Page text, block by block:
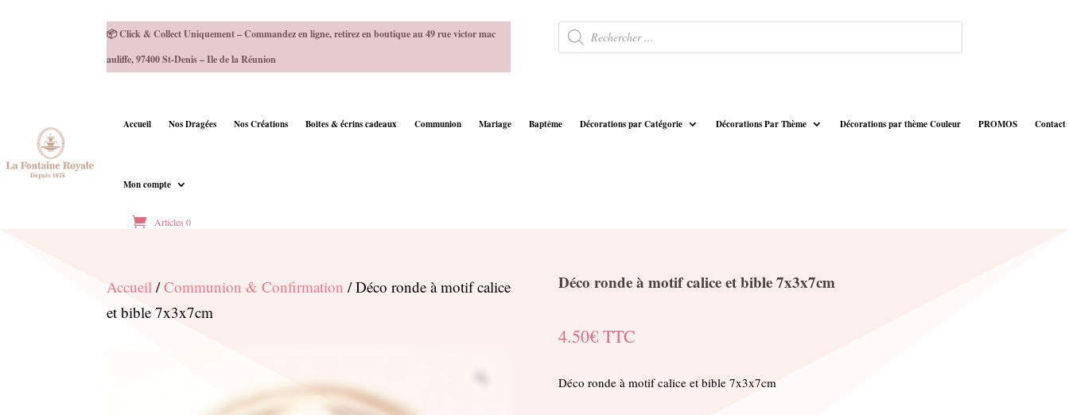
📦 Click & Collect Uniquement – Commandez en ligne, retirez en boutique au 49 rue victor mac
auliffe, 97400 St-Denis – Ile de la Réunion
Recherche
de
produits
Accueil Nos Dragées Nos Créations Boites & écrins cadeaux Communion Mariage Baptême Décorations par Catégorie Décorations Par Thème Décorations par thème Couleur PROMOS Contact
Mon compte
Articles 0
Accueil /Communion & Confirmation / Déco ronde à motif calice
et bible 7x3x7cm
Déco ronde à motif calice et bible 7x3x7cm
4.50€ TTC
Déco ronde à motif calice et bible 7x3x7cm